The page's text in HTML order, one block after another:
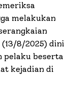
melakukan
8/2025) dini
pelaku beserta
kejadian di